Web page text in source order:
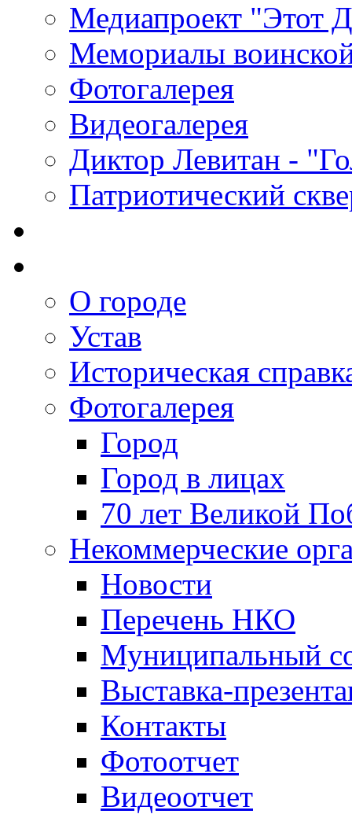
Медиапроект "Этот
Мемориалы
Фотогалерея
Видеогалерея
Диктор Левитан -
Патриотический
О городе
Устав
Историческая
Фотогалерея
Город
Город в лицах
70 лет Великой
Некоммерческие
Новости
Перечень НКО
Муниципальный
Выставка-
Контакты
Фотоотчет
Видеоотчет